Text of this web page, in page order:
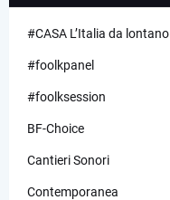
#CASA L’Italia da lontano
#foolkpanel
#foolksession
BF-Choice
Cantieri Sonori
Contemporanea